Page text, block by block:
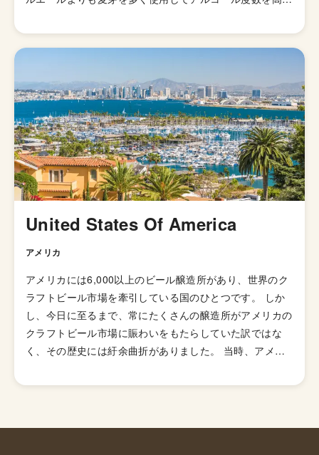
れました。そして、1829年に「IPA（インディアンペール
エール）」の呼び名で広告が掲載されて以来、ホップの比
き、21世紀にはイギリスで最も人気のあるビアスタイル
の一つとなりました。イギリスのブルワリー教会SIBAの
金メダルを受賞したブリュードッグの「パンクIPA」など
が有名です。 伝統的なIPAのスタイルは、オーストラリア
やニュージーランドなどの当時の植民地諸国へと輸出さ
れ、各国へと普及していきましたが、アメリカではさらに
独自の進化を遂げてきました。 ローストしたモルトを使
素を加えて頭部を取り除きドライで爽やかな飲み口を実現
した「ブリュットIPA」、ホップが強烈でアルコール度数
味の少ないホップを使い、ジューシーな柑橘系とフローラ
ルのフレーバーが特徴の「ニューイングランドIPA（ヘイ
ジーIPA・ジューシーIPA）」など様々なIPAのスタイルが
存在します。
United States Of America
アメリカ
アメリカには6,000以上のビール醸造所があり、世界のク
ラフトビール市場を牽引している国のひとつです。 しか
し、今日に至るまで、常にたくさんの醸造所がアメリカの
クラフトビール市場に賑わいをもたらしていた訳ではな
く、その歴史には紆余曲折がありました。 当時、アメリ
箇所もありました。しかし、1920年から1933年にかけ